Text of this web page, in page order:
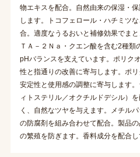
物エキスを配合。自然由来の保湿・
します。トコフェロール・ハチミツ
合。適度なうるおいと補修効果でま
ＴＡ－２Ｎａ・クエン酸を含む2種類
pHバランスを支えています。ポリク
性と指通りの改善に寄与します。ポ
安定性と使用感の調整に寄与します
ィトステリル／オクチルドデシル）
く、自然なツヤを与えます。メチル
の防腐剤を組み合わせて配合。製品
の繁殖を防ぎます。香料成分を配合し